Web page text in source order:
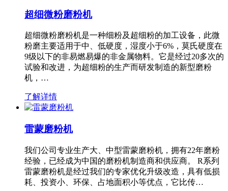
超细微粉磨粉机
超细微粉磨粉机是一种细粉及超细粉的加工设备，此微
粉磨主要适用于中、低硬度，湿度小于6%，莫氏硬度在
9级以下的非易燃易爆的非金属物料。它是经过20多次的
试验和改进，为超细粉的生产而研发制造的新型磨粉
机，…
了解详情
雷蒙磨粉机
我们公司专业生产大、中型雷蒙磨粉机，拥有22年磨粉
经验，已经成为中国的磨粉机制造商和供应商。 R系列
雷蒙磨粉机是经过我们的专家优化升级改造，具有低损
耗、投资小、环保、占地面积小等优点，它比传…